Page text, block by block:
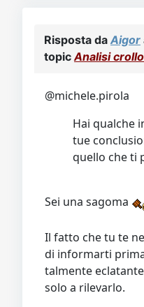
Risposta da Aigor
topicAnalisi
@michele.pirola
Hai qualche
tue
quello che ti
Sei una sagoma
Il fatto che tu te
di informarti
talmente
solo a rilevarlo.